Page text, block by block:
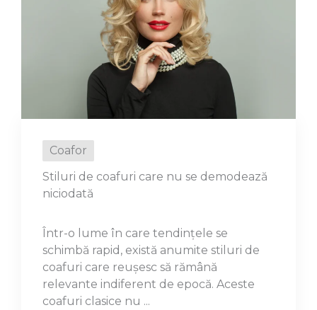
Coafor
Stiluri de coafuri care nu se demodează
niciodată
Într-o lume în care tendințele se
schimbă rapid, există anumite stiluri de
coafuri care reușesc să rămână
relevante indiferent de epocă. Aceste
coafuri clasice nu ...